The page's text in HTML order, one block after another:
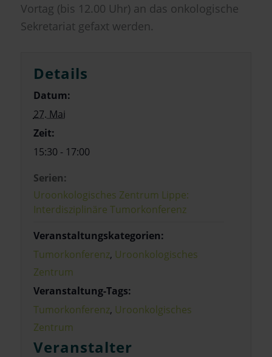
Vortag (bis 12.00 Uhr) an das onkologische
Sekretariat gefaxt werden.
Details
Datum:
27. Mai
Zeit:
15:30 - 17:00
Serien:
Uroonkologisches Zentrum Lippe:
Interdisziplinäre Tumorkonferenz
Veranstaltungskategorien:
Tumorkonferenz, Uroonkologisches
Zentrum
Veranstaltung-Tags:
Tumorkonferenz, Uroonkolgisches
Zentrum
Veranstalter